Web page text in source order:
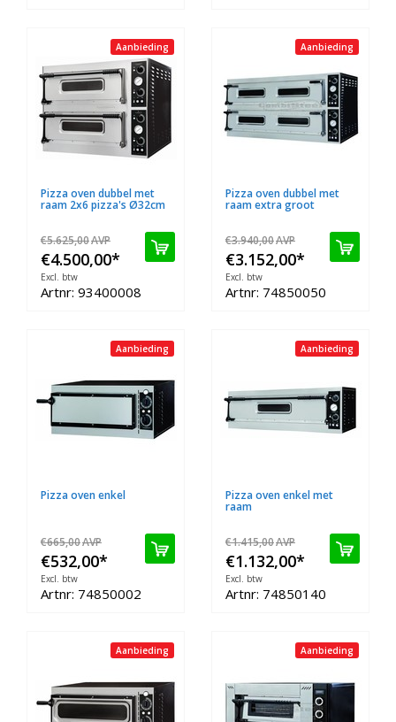
Aanbieding
Pizza oven dubbel met
raam 2x6 pizza's Ø32cm
€5.625,00AVP
€4.500,00*
Excl. btw
Artnr: 93400008
Aanbieding
Pizza oven dubbel met
raam extra groot
€3.940,00AVP
€3.152,00*
Excl. btw
Artnr: 74850050
Aanbieding
Pizza oven enkel
€665,00AVP
€532,00*
Excl. btw
Artnr: 74850002
Aanbieding
Pizza oven enkel met
raam
€1.415,00AVP
€1.132,00*
Excl. btw
Artnr: 74850140
Aanbieding Aanbieding